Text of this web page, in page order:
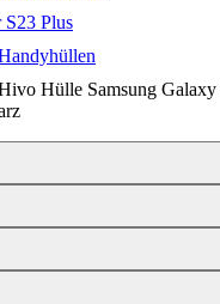
Plus
Hülle Samsung